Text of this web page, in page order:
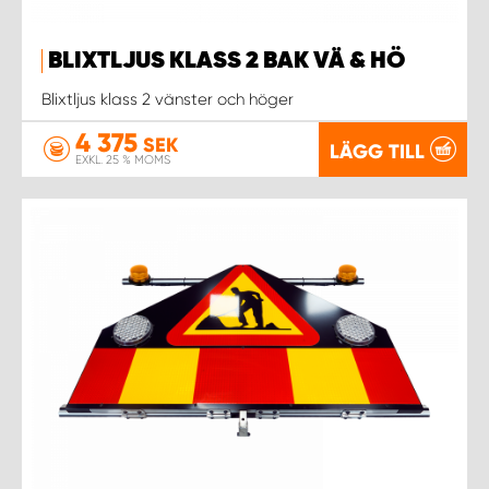
BLIXTLJUS KLASS 2 BAK VÄ & HÖ
Blixtljus klass 2 vänster och höger
4 375 SEK
EXKL. 25 % MOMS LÄGG TILL